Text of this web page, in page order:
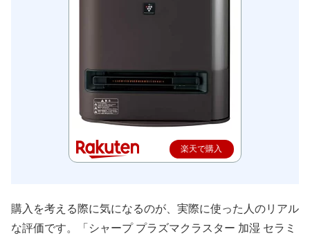
楽天で購入
購入を考える際に気になるのが、実際に使った人のリアル
な評価です。「シャープ プラズマクラスター 加湿 セラミ